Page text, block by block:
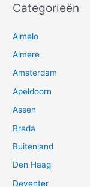
Categorieën
Almelo
Almere
Amsterdam
Apeldoorn
Assen
Breda
Buitenland
Den Haag
Deventer